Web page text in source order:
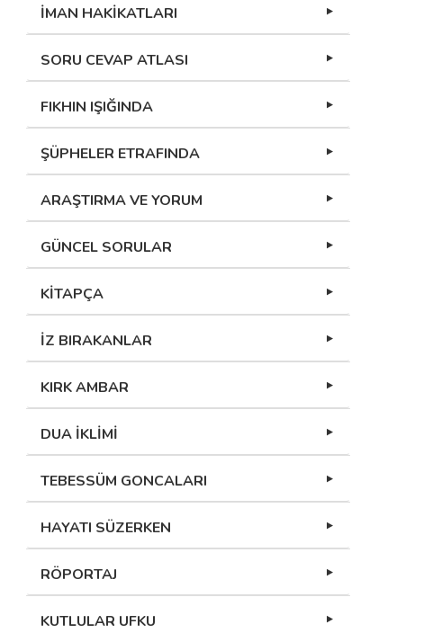
İMAN HAKİKATLARI
SORU CEVAP ATLASI
FIKHIN IŞIĞINDA
ŞÜPHELER ETRAFINDA
ARAŞTIRMA VE YORUM
GÜNCEL SORULAR
KİTAPÇA
İZ BIRAKANLAR
KIRK AMBAR
DUA İKLİMİ
TEBESSÜM GONCALARI
HAYATI SÜZERKEN
RÖPORTAJ
KUTLULAR UFKU